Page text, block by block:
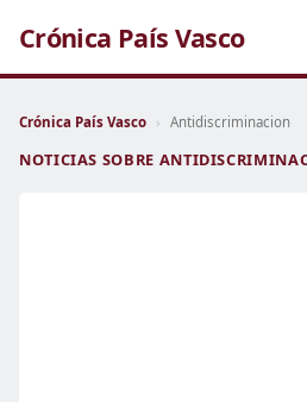
Crónica País Vasco
Crónica País Vasco › Antidiscriminacion
NOTICIAS SOBRE